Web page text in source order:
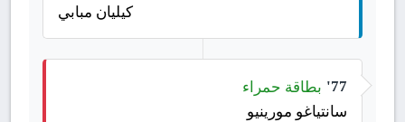
كيليان مبابي
77'
بطاقة حمراء
سانتياغو مورينيو